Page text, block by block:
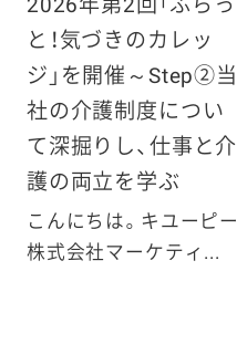
と！気づきのカレッ
ジ」を開催～Step②当
社の介護制度につい
て深掘りし、仕事と介
護の両立を学ぶ
こんにちは。キユーピー
株式会社マーケティ...